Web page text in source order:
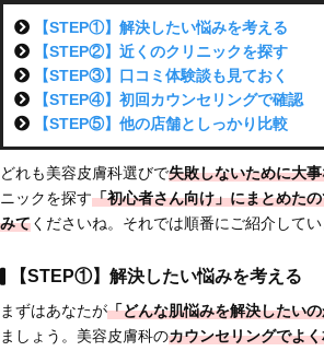
【STEP①】解決したい悩みを考える
【STEP②】近くのクリニックを探す
【STEP③】口コミ体験談も見ておく
【STEP④】初回カウンセリングで確認
【STEP⑤】他の店舗としっかり比較
どれも美容皮膚科選びで失敗しないために大
ニックを探す「初心者さん向け」にまとめた
みてくださいね。それでは順番にご紹介してい
【STEP①】解決したい悩みを考える
まずはあなたが「どんな肌悩みを解決したい
ましょう。美容皮膚科のカウンセリングでよ